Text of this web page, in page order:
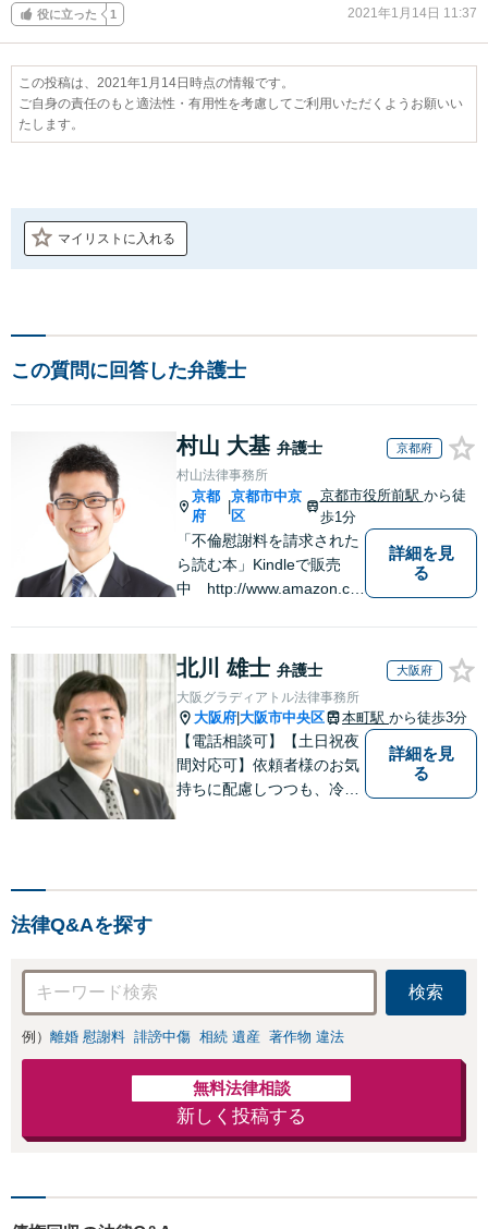
役に立った 1 2021年1月14日 11:37
この投稿は、2021年1月14日時点の情報です。
ご自身の責任のもと適法性・有用性を考慮してご利用いただくようお願いい
たします。
マイリストに入れる
この質問に回答した弁護士
村山 大基 弁護士 京都府
村山法律事務所
京都
府
|
京都市中京
区
京都市役所前駅 から徒
歩1分
「不倫慰謝料を請求された
ら読む本」Kindleで販売
中 http://www.amazon.co.
詳細を見
る
北川 雄士 弁護士 大阪府
大阪グラディアトル法律事務所
大阪府 大阪市中央区 本町駅 から徒歩3分
【電話相談可】【土日祝夜
間対応可】依頼者様のお気
持ちに配慮しつつも、冷静
詳細を見
る
法律Q&Aを探す
検索
例） 離婚 慰謝料 誹謗中傷 相続 遺産 著作物 違法
無料法律相談
新しく投稿する